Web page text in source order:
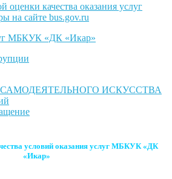
оценки качества оказания услуг
на сайте bus.gov.ru
МБКУК «ДК «Икар»
ИСКУССТВА
условий оказания услуг МБКУК «ДК
«Икар»